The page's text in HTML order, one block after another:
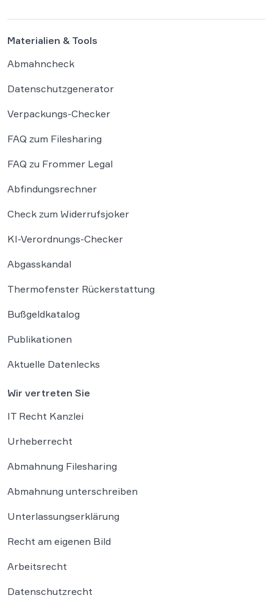
Materialien & Tools
Abmahncheck
Datenschutzgenerator
Verpackungs-Checker
FAQ zum Filesharing
FAQ zu Frommer Legal
Abfindungsrechner
Check zum Widerrufsjoker
KI-Verordnungs-Checker
Abgasskandal
Thermofenster Rückerstattung
Bußgeldkatalog
Publikationen
Aktuelle Datenlecks
Wir vertreten Sie
IT Recht Kanzlei
Urheberrecht
Abmahnung Filesharing
Abmahnung unterschreiben
Unterlassungserklärung
Recht am eigenen Bild
Arbeitsrecht
Datenschutzrecht